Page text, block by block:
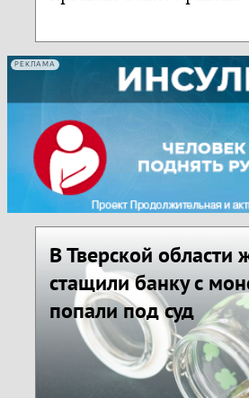
РЕКЛАМА
В Тверской
стащили банку с
попали под суд